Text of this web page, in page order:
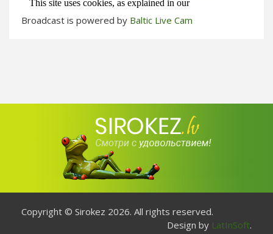
Broadcast is powered by Baltic Live Cam
Copyright © Sirokez 2026. All rights reserved.
Design by LatInSoft.